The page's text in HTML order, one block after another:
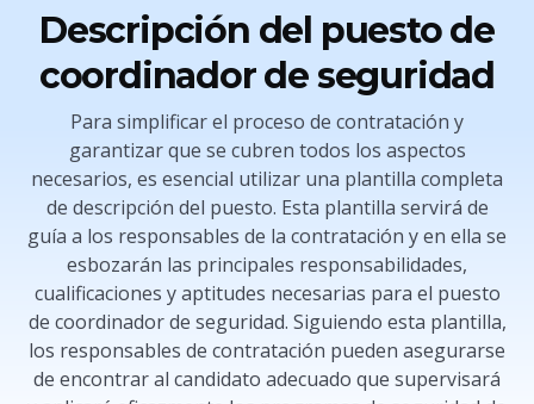
Descripción del puesto de
coordinador de seguridad
Para simplificar el proceso de contratación y
garantizar que se cubren todos los aspectos
necesarios, es esencial utilizar una plantilla completa
de descripción del puesto. Esta plantilla servirá de
guía a los responsables de la contratación y en ella se
esbozarán las principales responsabilidades,
cualificaciones y aptitudes necesarias para el puesto
de coordinador de seguridad. Siguiendo esta plantilla,
los responsables de contratación pueden asegurarse
de encontrar al candidato adecuado que supervisará